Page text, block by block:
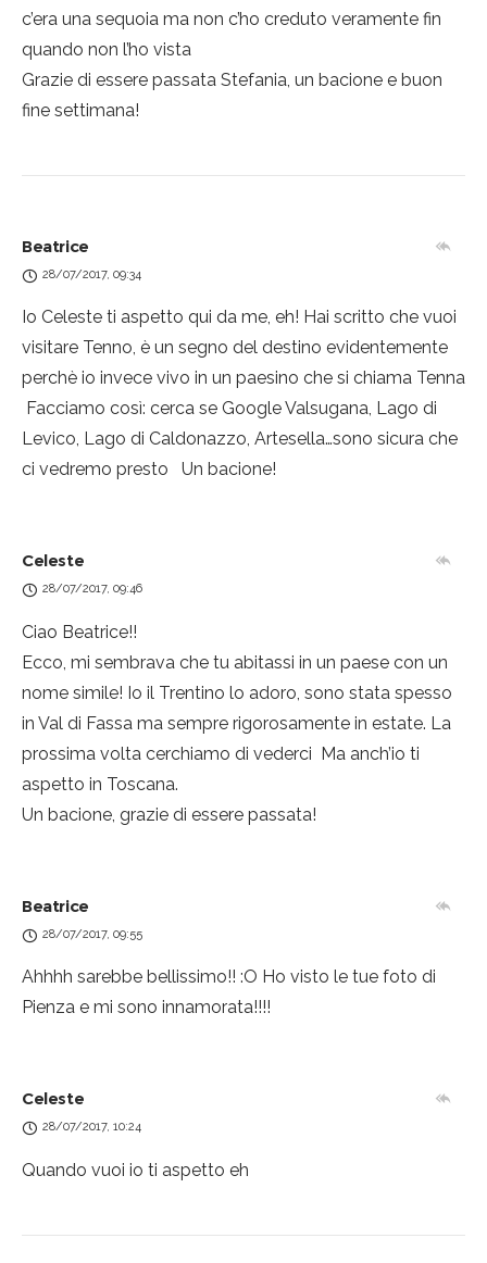
c’era una sequoia ma non c’ho creduto veramente fin
quando non l’ho vista
Grazie di essere passata Stefania, un bacione e buon
fine settimana!
Beatrice
28/07/2017, 09:34
Io Celeste ti aspetto qui da me, eh! Hai scritto che vuoi
visitare Tenno, è un segno del destino evidentemente
perchè io invece vivo in un paesino che si chiama Tenna
Facciamo così: cerca se Google Valsugana, Lago di
Levico, Lago di Caldonazzo, Artesella…sono sicura che
ci vedremo presto
Un bacione!
Celeste
28/07/2017, 09:46
Ciao Beatrice!!
Ecco, mi sembrava che tu abitassi in un paese con un
nome simile! Io il Trentino lo adoro, sono stata spesso
in Val di Fassa ma sempre rigorosamente in estate. La
prossima volta cerchiamo di vederci Ma anch’io ti
aspetto in Toscana.
Un bacione, grazie di essere passata!
Beatrice
28/07/2017, 09:55
Ahhhh sarebbe bellissimo!! :O Ho visto le tue foto di
Pienza e mi sono innamorata!!!!
Celeste
28/07/2017, 10:24
Quando vuoi io ti aspetto eh